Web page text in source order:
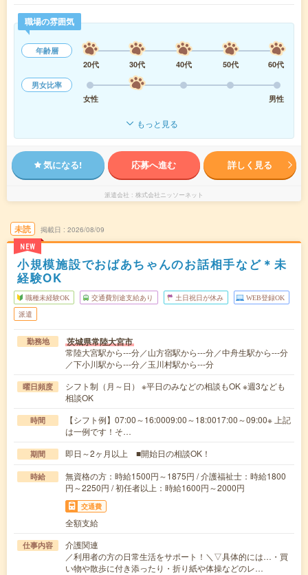
職場の雰囲気
年齢層
20代
30代 40代 50代
60代
男女比率
女性
男性
もっと見る
気になる! 応募へ進む 詳しく見る
派遣会社 株式会社ニッソーネット
未読
NEW
掲載日 2026/08/09
小規模施設でおばあちゃんのお話相手など＊未
経験OK
職種未経験OK 交通費別途支給あり 土日祝日が休み WEB登録OK
派遣
勤務地 茨城県常陸大宮市
常陸大宮駅から---分／山方宿駅から---分／中舟生駅から---分
／下小川駅から---分／玉川村駅から---分
曜日頻度
シフト制（月～日） ※平日のみなどの相談もOK ※週3なども
相談OK
時間
【シフト例】07:00～16:0009:00～18:0017:00～09:00※ 上記
は一例です！そ…
期間 即日～2ヶ月以上 ■開始日の相談OK！
時給
無資格の方：時給1500円～1875円 / 介護福祉士：時給1800
円～2250円 / 初任者以上：時給1600円～2000円
交通費
全額支給
仕事内容
介護関連
／利用者の方の日常生活をサポート！＼▽具体的には…・買
い物や散歩に付き添ったり・折り紙や体操などのレ…